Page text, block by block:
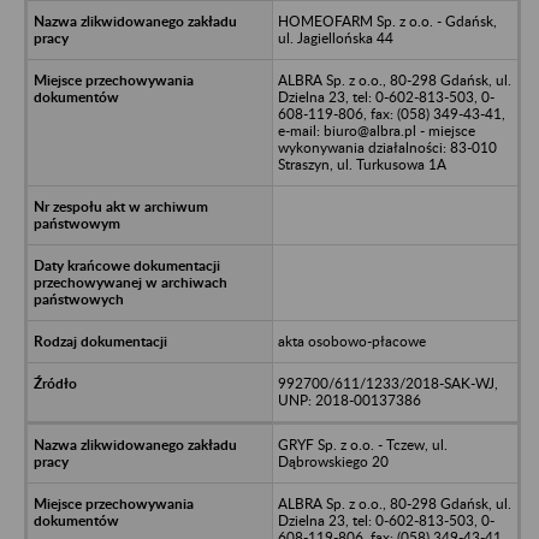
HOMEOFARM Sp. z o.o. - Gdańsk,
ul. Jagiellońska 44
ALBRA Sp. z o.o., 80-298 Gdańsk, ul.
Dzielna 23, tel: 0-602-813-503, 0-
608-119-806, fax: (058) 349-43-41,
e-mail: biuro@albra.pl - miejsce
wykonywania działalności: 83-010
Straszyn, ul. Turkusowa 1A
akta osobowo-płacowe
992700/611/1233/2018-SAK-WJ,
UNP: 2018-00137386
GRYF Sp. z o.o. - Tczew, ul.
Dąbrowskiego 20
ALBRA Sp. z o.o., 80-298 Gdańsk, ul.
Dzielna 23, tel: 0-602-813-503, 0-